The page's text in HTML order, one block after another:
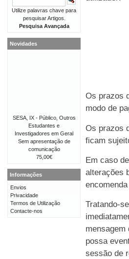
Os prazos
modo de
Os prazos
ficam
Em caso
alterações
Tratando-
mensagem
possa
sessão de
Utilize palavras chave para
pesquisar Artigos.
Pesquisa Avançada
Novidades
SESA, IX - Público, Outros
Estudantes e
Investigadores em Geral
Sem apresentação de
comunicação
75,00€
Informações
Envios
Privacidade
Termos de Utilização
Contacte-nos